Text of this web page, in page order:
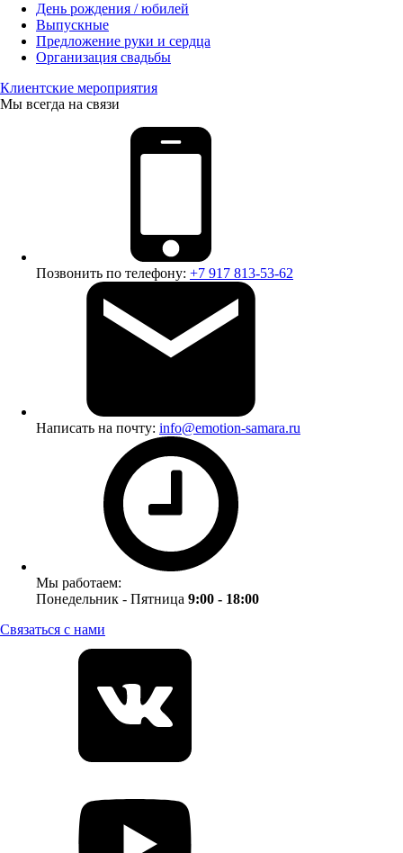
День рождения / юбилей
Выпускные
Предложение руки и сердца
Организация свадьбы
Клиентские мероприятия
Мы всегда на связи
Позвонить по телефону: +7 917 813-53-62
Написать на почту: info@emotion-samara.ru
Мы работаем:
Понедельник - Пятница 9:00 - 18:00
Связаться с нами